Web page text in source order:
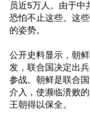
员近5万人。由于中
恐怕不止这些。这
的姿势。
公开史料显示，朝
发，联合国决定出
参战。朝鲜是联合
介入，使濒临溃败
王朝得以保全。